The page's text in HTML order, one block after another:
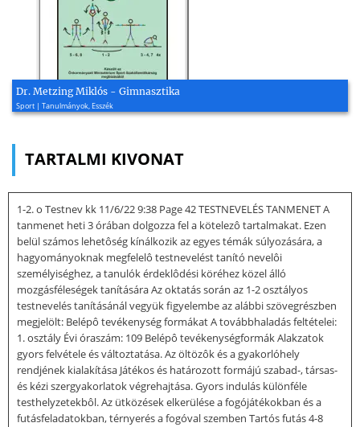
Dr. Metzing Miklós - Gimnasztika
Sport | Tanulmányok, Esszék
TARTALMI KIVONAT
1-2. o Testnev kk 11/6/22 9:38 Page 42 TESTNEVELÉS TANMENET A
tanmenet heti 3 órában dolgozza fel a kötelezô tartalmakat. Ezen
belül számos lehetôség kínálkozik az egyes témák súlyozására, a
hagyományoknak megfelelô testnevelést tanító nevelôi
személyiséghez, a tanulók érdeklôdési köréhez közel álló
mozgásféleségek tanítására Az oktatás során az 1-2 osztályos
testnevelés tanításánál vegyük figyelembe az alábbi szövegrészben
megjelölt: Belépô tevékenység formákat A továbbhaladás feltételei:
1. osztály Évi óraszám: 109 Belépô tevékenységformák Alakzatok
gyors felvétele és változtatása. Az öltözôk és a gyakorlóhely
rendjének kialakítása Játékos és határozott formájú szabad-, társas-
és kézi szergyakorlatok végrehajtása. Gyors indulás különféle
testhelyzetekbôl. Az ütközések elkerülése a fogójátékokban és a
futásfeladatokban, térnyerés a fogóval szemben Tartós futás 4-8